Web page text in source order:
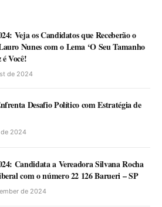
Veja os Candidatos que Receberão o
Nunes com o Lema ‘O Seu Tamanho
Você!
de 2024
Desafio Político com Estratégia de
2024
Candidata a Vereadora Silvana Rocha
com o número 22 126 Barueri – SP
de 2024